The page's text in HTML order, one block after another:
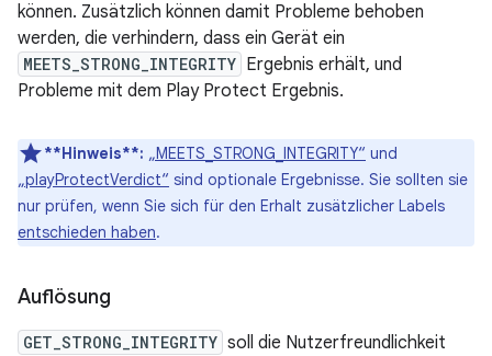
können. Zusätzlich können damit Probleme behoben
werden, die verhindern, dass ein Gerät ein
MEETS_STRONG_INTEGRITY Ergebnis erhält, und
Probleme mit dem Play Protect Ergebnis.
**Hinweis**: „MEETS_STRONG_INTEGRITY“ und
„playProtectVerdict“ sind optionale Ergebnisse. Sie sollten sie
nur prüfen, wenn Sie sich für den Erhalt zusätzlicher Labels
entschieden haben.
Auflösung
GET_STRONG_INTEGRITY soll die Nutzerfreundlichkeit